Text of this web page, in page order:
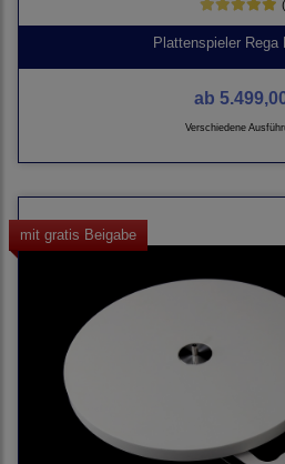
Plattenspieler Rega
ab
Verschiedene
mit gratis Beigabe